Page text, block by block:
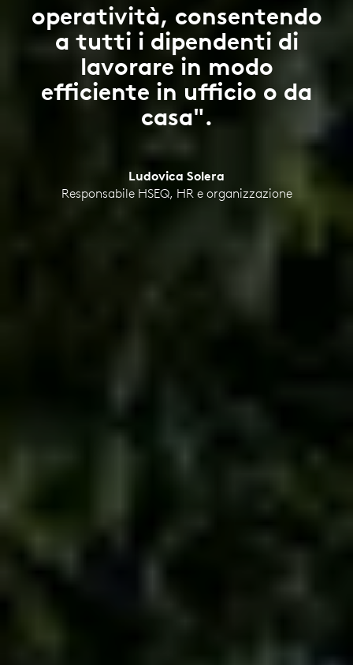
operatività, consentendo
a tutti i dipendenti di
lavorare in modo
efficiente in ufficio o da
casa".
Ludovica Solera
Responsabile HSEQ, HR e organizzazione